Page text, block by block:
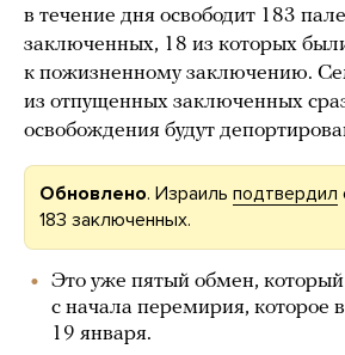
в течение дня освободит 183
заключенных, 18 из которых
к пожизненному заключению.
из отпущенных заключенных
освобождения будут
Обновлено. Израиль подтвердил
183 заключенных.
Это уже пятый обмен, который
с начала перемирия, которое
19 января.